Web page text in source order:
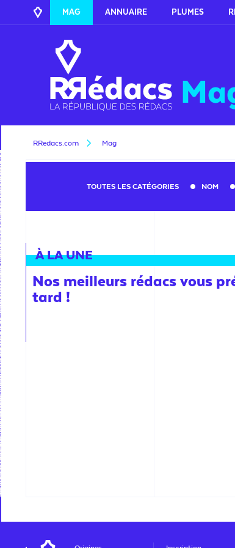
MAG ANNUAIRE PLUMES
RRedacs.com Mag
TOUTES LES CATÉGORIES NOM
À LA UNE
Nos meilleurs rédacs vous
tard !